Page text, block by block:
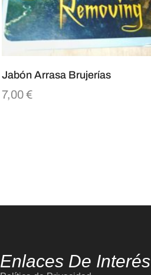
Jabón Arrasa Brujerías
7,00€
Enlaces De Interés